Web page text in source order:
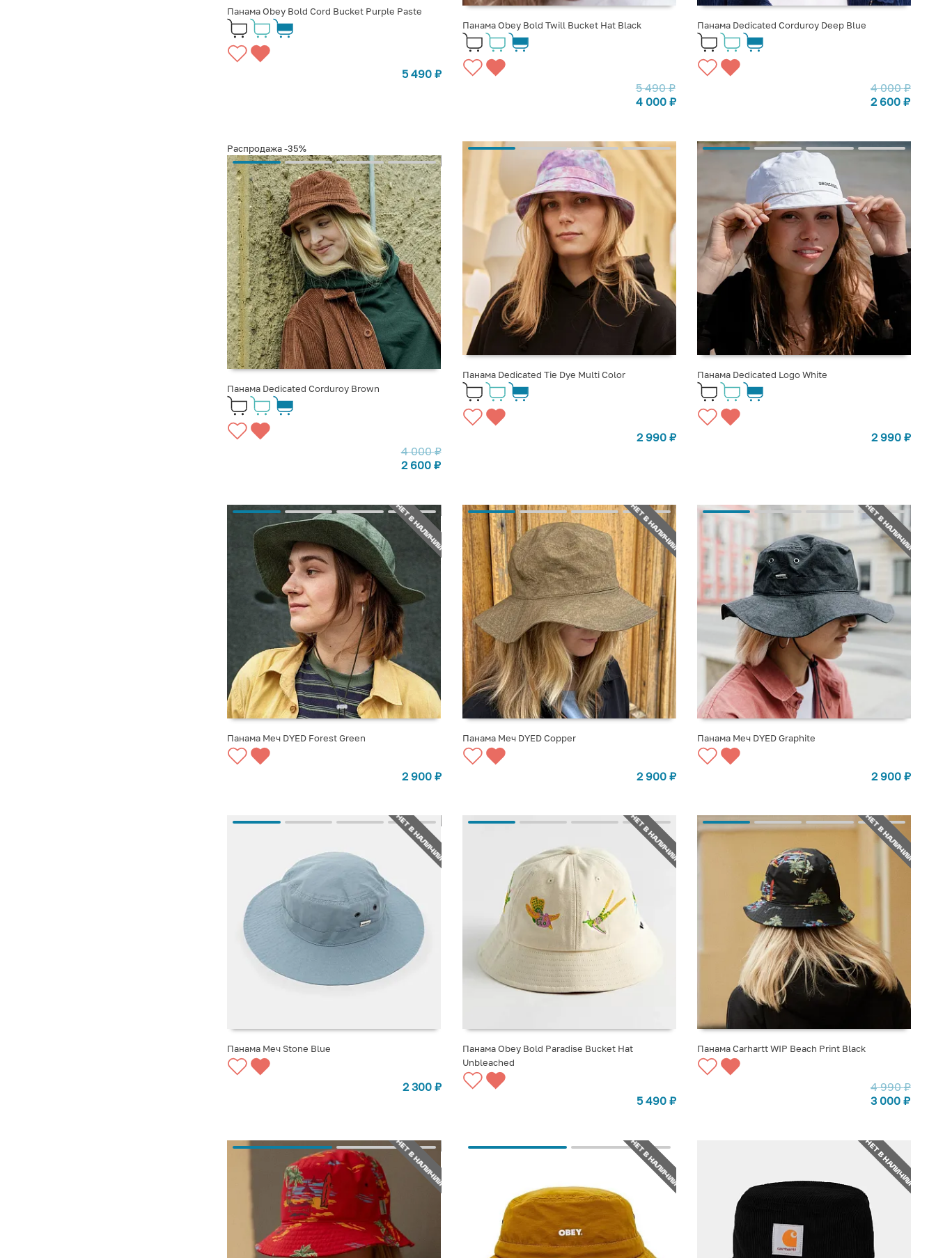
Панама Obey Bold Cord Bucket Purple Paste
5 490 ₽
Панама Obey Bold Twill Bucket Hat Black
5 490₽
4 000 ₽
Панама Dedicated Corduroy Deep Blue
4 000₽
2 600 ₽
Распродажа -35%
Панама Dedicated Corduroy Brown
4 000₽
2 600 ₽
Панама Dedicated Tie Dye Multi Color
2 990 ₽
Панама Dedicated Logo White
2 990 ₽
НЕТ В НАЛИЧИИ
СООБЩИТЬ О ПОСТУПЛЕНИИ
Панама Меч DYED Forest Green
2 900 ₽
НЕТ В НАЛИЧИИ
СООБЩИТЬ О ПОСТУПЛЕНИИ
Панама Меч DYED Copper
2 900 ₽
НЕТ В НАЛИЧИИ
СООБЩИТЬ О ПОСТУПЛЕНИИ
Панама Меч DYED Graphite
2 900 ₽
НЕТ В НАЛИЧИИ
СООБЩИТЬ О ПОСТУПЛЕНИИ
Панама Меч Stone Blue
2 300 ₽
НЕТ В НАЛИЧИИ
СООБЩИТЬ О ПОСТУПЛЕНИИ
Панама Obey Bold Paradise Bucket Hat
Unbleached
5 490 ₽
НЕТ В НАЛИЧИИ
СООБЩИТЬ О ПОСТУПЛЕНИИ
Панама Carhartt WIP Beach Print Black
4 990₽
3 000 ₽
НЕТ В НАЛИЧИИ НЕТ В НАЛИЧИИ НЕТ В НАЛИЧИИ